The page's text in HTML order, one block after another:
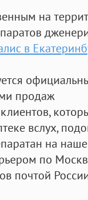
на
в
продаж
вслух,
на
по
почтой